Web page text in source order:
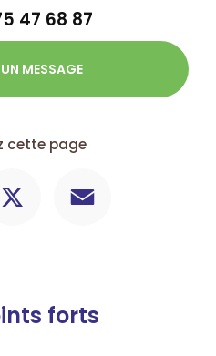
47 68 87
MESSAGE
cette page
forts